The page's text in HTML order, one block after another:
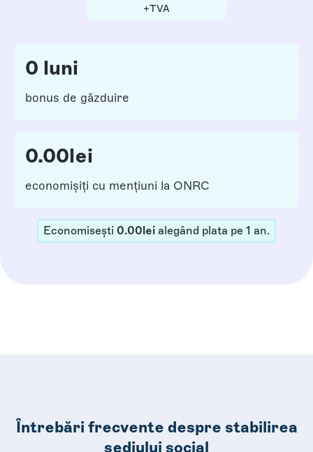
+TVA
0 luni
bonus de găzduire
0.00lei
economișiți cu mențiuni la ONRC
Economisești 0.00lei alegând plata pe 1 an.
Întrebări frecvente despre stabilirea
sediului social